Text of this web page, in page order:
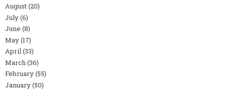
August(20)
July(6)
June (8)
May(17)
April(33)
March(36)
February(55)
January(50)